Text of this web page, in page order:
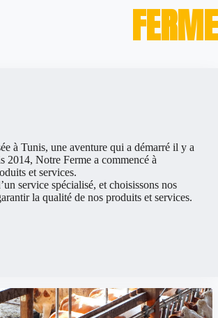
FERME
à Tunis, une aventure qui a démarré il y a
2014, Notre Ferme a commencé à
et services.
service spécialisé, et choisissons nos
la qualité de nos produits et services.